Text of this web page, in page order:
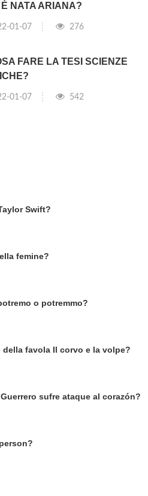
È NATA ARIANA?
01-07 276
FARE LA TESI SCIENZE
01-07 542
Swift?
femine?
o potremmo?
della favola Il corvo e la volpe?
sufre ataque al corazón?